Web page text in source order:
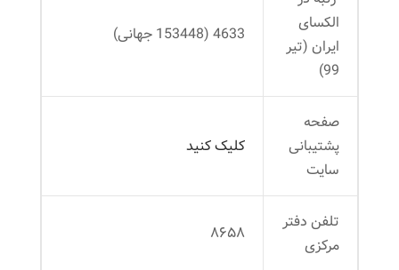
الکسای
ایران (تیر
99)
4633 (153448 جهانی)
صفحه
پشتیبانی
سایت
کلیک کنید
تلفن دفتر
مرکزی
۸۶۵۸